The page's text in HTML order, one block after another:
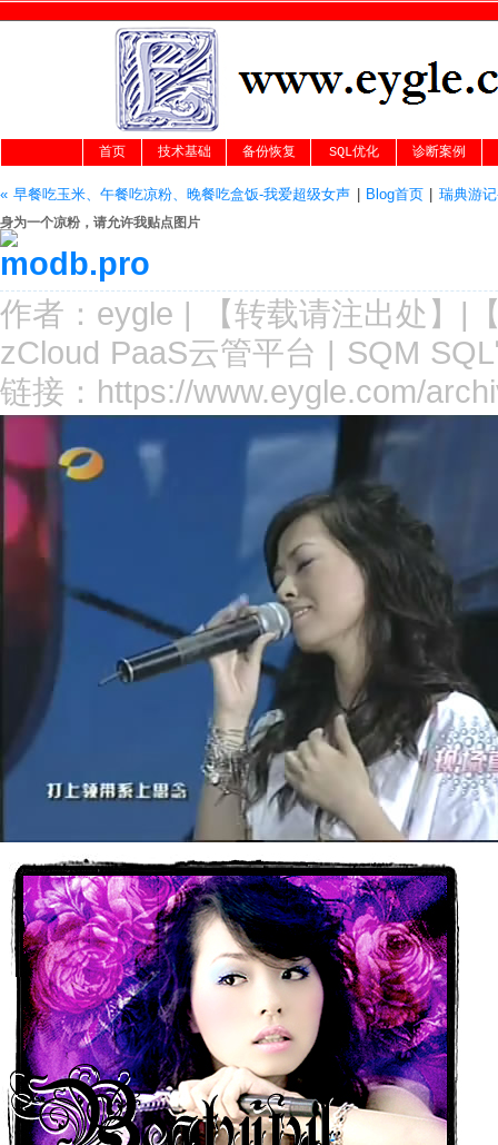
首页 技术基础 备份恢复 SQL优化 诊断案例
« 早餐吃玉米、午餐吃凉粉、晚餐吃盒饭-我爱超级女声 Blog首页| 瑞典游
身为一个凉粉，请允许我贴点图片
作者： eygle | 【转载请注出处 】|
zCloud PaaS云管平台 | SQM
链接： https://www.eygle.com/